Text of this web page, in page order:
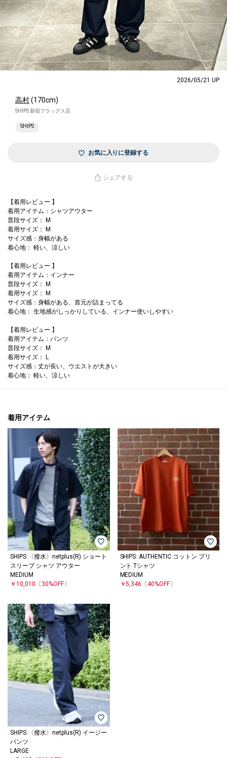
2026/05/21 UP
高村(170cm)
SHIPS 新宿フラッグス店
SHIPS
お気に入りに登録する
シェアする
【着用レビュー 】
着用アイテム：シャツアウター
普段サイズ： M
着用サイズ： M
サイズ感：身幅がある
着心地： 軽い、涼しい
【着用レビュー 】
着用アイテム：インナー
普段サイズ： M
着用サイズ： M
サイズ感：身幅がある、首元が詰まってる
着心地： 生地感がしっかりしている、インナー使いしやすい
【着用レビュー 】
着用アイテム：パンツ
普段サイズ： M
着用サイズ： L
サイズ感：丈が長い、ウエストが大きい
着心地： 軽い、涼しい
着用アイテム
SHIPS:〈撥水〉netplus(R) ショート
スリーブ シャツ アウター
MEDIUM
￥10,010 〔30%OFF〕
SHIPS: AUTHENTIC コットン プリ
ント Tシャツ
MEDIUM
￥5,346 〔40%OFF〕
SHIPS:〈撥水〉netplus(R) イージー
パンツ
LARGE